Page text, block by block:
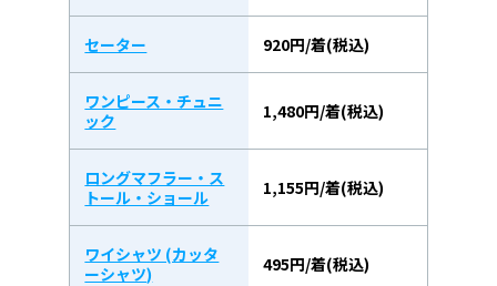
セーター 920円/着(税込)
ワンピース・チュニ
ック
1,480円/着(税込)
ロングマフラー・ス
トール・ショール
1,155円/着(税込)
ワイシャツ (カッタ
ーシャツ)
495円/着(税込)